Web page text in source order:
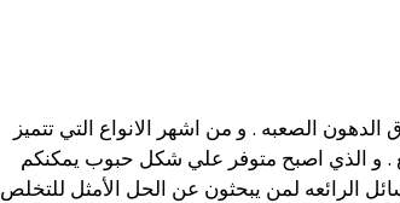
الصعبه . و من اشهر الانواع التي تتميز
. و الذي اصبح متوفر علي شكل حبوب يمكنكم
الرائعه لمن يبحثون عن الحل الأمثل للتخلص